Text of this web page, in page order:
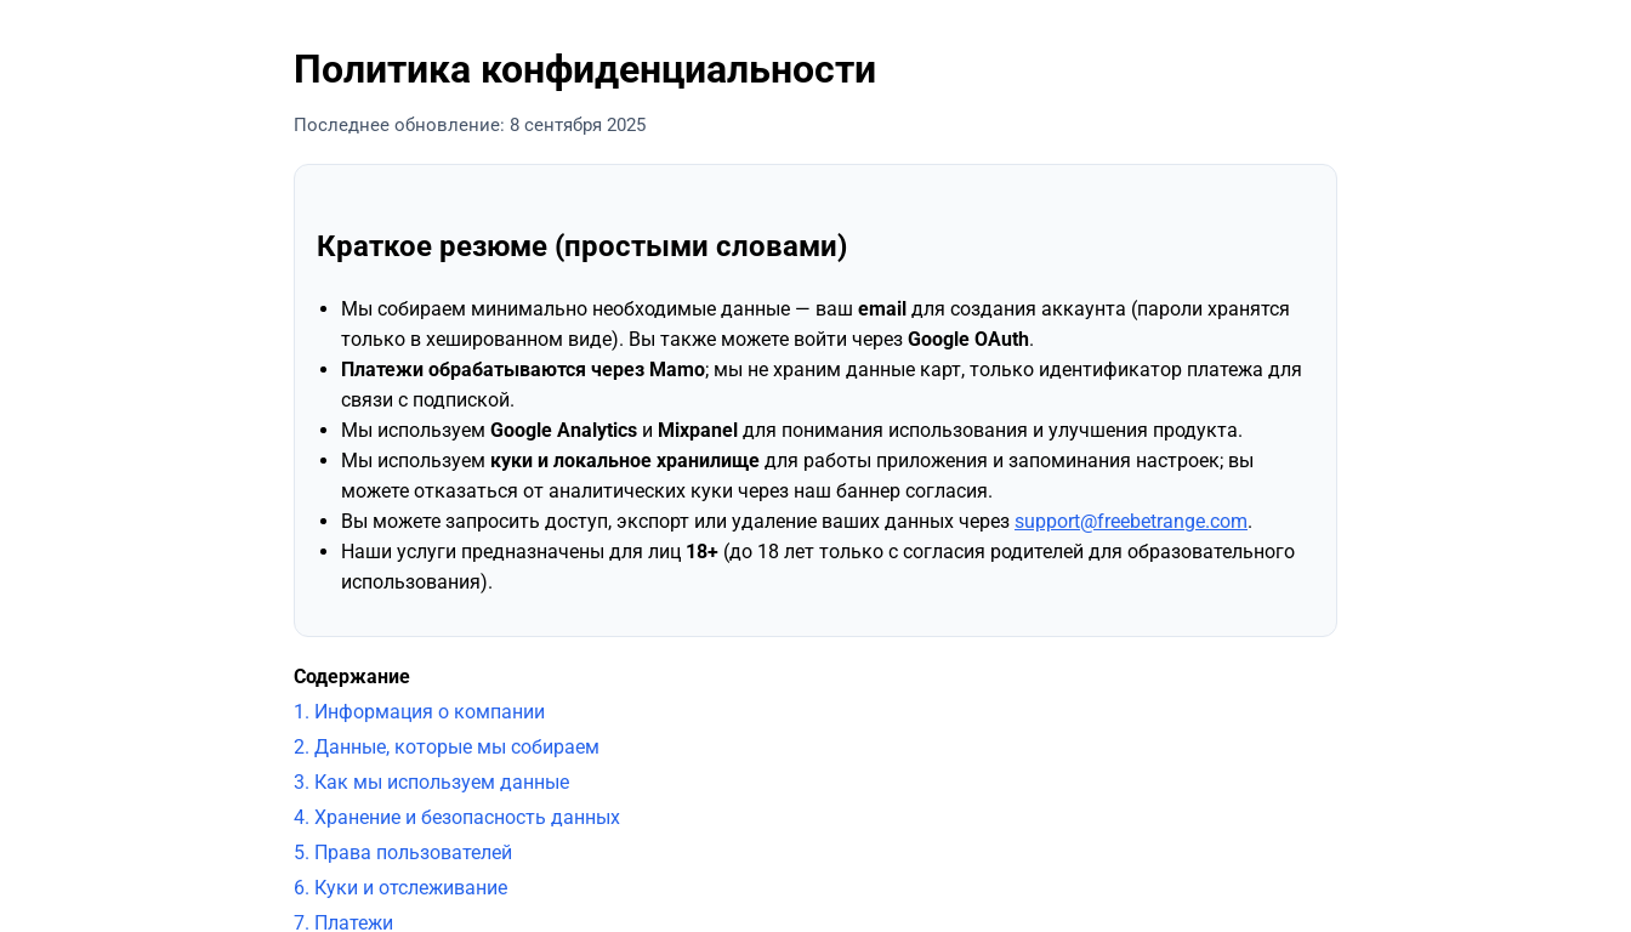
Политика конфиденциальности
Последнее обновление: 8 сентября 2025
Краткое резюме (простыми словами)
Мы собираем минимально необходимые данные — ваш email для создания аккаунта (пароли хранятся
только в хешированном виде). Вы также можете войти через Google OAuth.
Платежи обрабатываются через Mamo; мы не храним данные карт, только идентификатор платежа для
связи с подпиской.
Мы используем Google Analytics и Mixpanel для понимания использования и улучшения продукта.
Мы используем куки и локальное хранилище для работы приложения и запоминания настроек; вы
можете отказаться от аналитических куки через наш баннер согласия.
Вы можете запросить доступ, экспорт или удаление ваших данных через support@freebetrange.com.
Наши услуги предназначены для лиц 18+ (до 18 лет только с согласия родителей для образовательного
использования).
Содержание
1. Информация о компании
2. Данные, которые мы собираем
3. Как мы используем данные
4. Хранение и безопасность данных
5. Права пользователей
6. Куки и отслеживание
7. Платежи